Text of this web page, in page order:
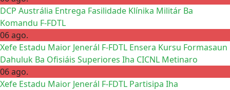
DCP Austrália Entrega Fasilidade Klínika Militár Ba
Komandu F-FDTL
06 ago.
Xefe Estadu Maior Jenerál F-FDTL Ensera Kursu Formasaun
Dahuluk Ba Ofisiáis Superiores Iha CICNL Metinaro
06 ago.
Xefe Estadu Maior Jenerál F-FDTL Partisipa Iha